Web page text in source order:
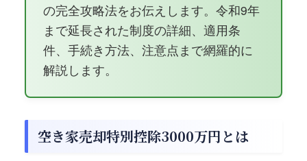
の完全攻略法をお伝えします。令和9年
まで延長された制度の詳細、適用条
件、手続き方法、注意点まで網羅的に
解説します。
空き家売却特別控除3000万円とは